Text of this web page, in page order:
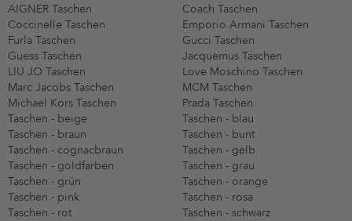
AIGNER Taschen
Coach Taschen
Coccinelle Taschen
Emporio Armani Taschen
Furla Taschen
Gucci Taschen
Guess Taschen
Jacquemus Taschen
LIU JO Taschen
Love Moschino Taschen
Marc Jacobs Taschen
MCM Taschen
Michael Kors Taschen
Prada Taschen
Taschen - beige
Taschen - blau
Taschen - braun
Taschen - bunt
Taschen - cognacbraun
Taschen - gelb
Taschen - goldfarben
Taschen - grau
Taschen - grün
Taschen - orange
Taschen - pink
Taschen - rosa
Taschen - rot
Taschen - schwarz